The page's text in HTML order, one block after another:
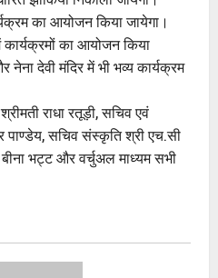
का आयोजन किया जायेगा।
का आयोजन किया
देवी मंदिर में भी भव्य कार्यक्रम
राधा रतूड़ी, सचिव एवं
पाण्डेय, सचिव संस्कृति श्री एच.सी
भट्ट और वर्चुअल माध्यम सभी